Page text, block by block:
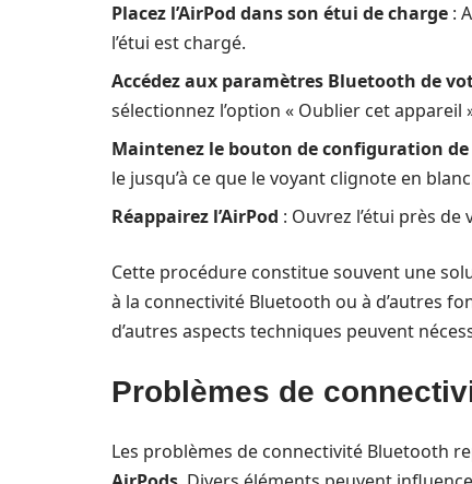
Placez l’AirPod dans son étui de charge :
l’étui est chargé.
Accédez aux paramètres Bluetooth de
sélectionnez l’option « Oublier cet appareil
Maintenez le bouton de configuration de
le jusqu’à ce que le voyant clignote en
Réappairez l’AirPod : Ouvrez l’étui près
Cette procédure constitue souvent une
à la connectivité Bluetooth ou à d’autres
d’autres aspects techniques peuvent
Problèmes de
Les problèmes de connectivité Bluetooth